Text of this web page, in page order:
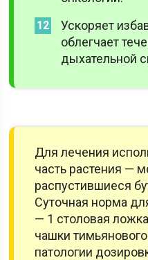
Ускоряет
облегчает
дыхательной
Для лечения
часть растения —
распустившиеся
Суточная норма
— 1 столовая
чашки
патологии